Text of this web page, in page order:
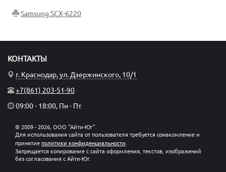
Samsung SCX-6220
КОНТАКТЫ
г. Краснодар, ул. Дзержинского, 10/1
+7(861) 203-51-90
09:00 - 18:00, Пн - Пт
© 2009 - 2026, ООО "Айти-Юг".
Для использования сайта от пользователя требуется ознакомление и
принятие политики конфиденциальности
Запрещается копирование с сайта оформления, текстов, изображений
без согласования с Айти-Юг.